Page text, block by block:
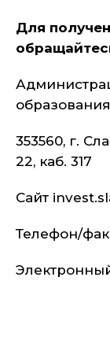
Для
353560, г.
22, каб. 317
Сайт
Телефон/